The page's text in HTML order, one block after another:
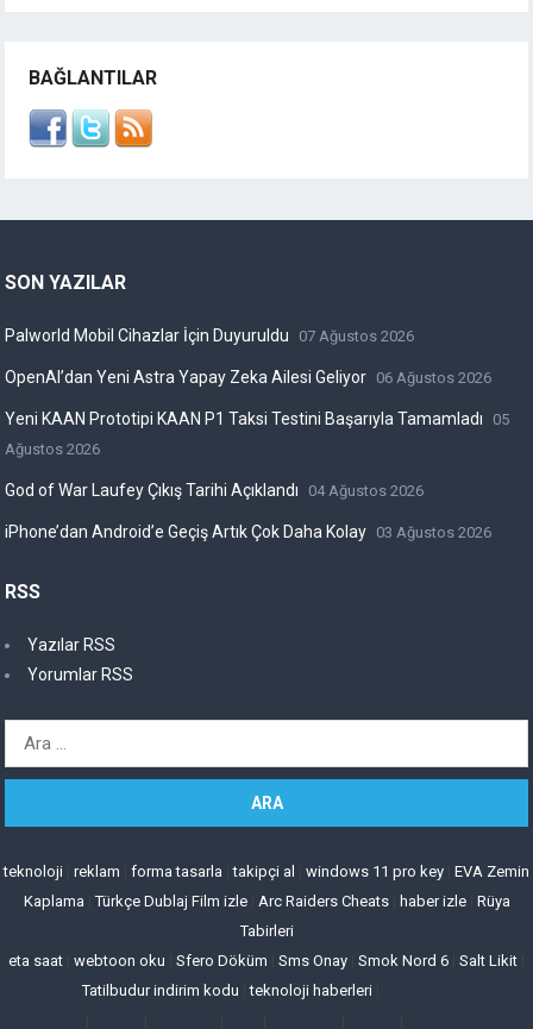
BAĞLANTILAR
SON YAZILAR
Palworld Mobil Cihazlar İçin Duyuruldu 07 Ağustos 2026
OpenAI’dan Yeni Astra Yapay Zeka Ailesi Geliyor 06 Ağustos 2026
Yeni KAAN Prototipi KAAN P1 Taksi Testini Başarıyla Tamamladı
05
Ağustos 2026
God of War Laufey Çıkış Tarihi Açıklandı 04 Ağustos 2026
iPhone’dan Android’e Geçiş Artık Çok Daha Kolay 03 Ağustos 2026
RSS
Yazılar RSS
Yorumlar RSS
Arama:
teknoloji reklam forma tasarla |takipçi al windows 11 pro key EVA Zemin
Kaplama |Türkçe Dublaj Film izle| Arc Raiders Cheats| haber izle| Rüya
Tabirleri
eta saat webtoon oku Sfero Döküm Sms Onay Smok Nord 6 Salt Likit
Tatilbudur indirim kodu |teknoloji haberleri|